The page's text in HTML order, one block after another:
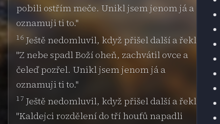
pobili ostřím meče. Unikl jsem jenom já a
oznamuji ti to."
16 Ještě nedomluvil, když přišel další a řekl:
"Z nebe spadl Boží oheň, zachvátil ovce a
čeleď pozřel. Unikl jsem jenom já a
oznamuji ti to."
17 Ještě nedomluvil, když přišel další a řekl:
"Kaldejci rozdělení do tří houfů napadli